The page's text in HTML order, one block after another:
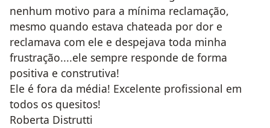
nenhum motivo para a mínima reclamação,
mesmo quando estava chateada por dor e
reclamava com ele e despejava toda minha
frustração....ele sempre responde de forma
positiva e construtiva!
Ele é fora da média! Excelente profissional em
todos os quesitos!
Roberta Distrutti